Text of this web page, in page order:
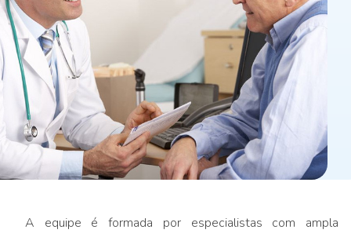
A equipe é formada por especialistas com ampla